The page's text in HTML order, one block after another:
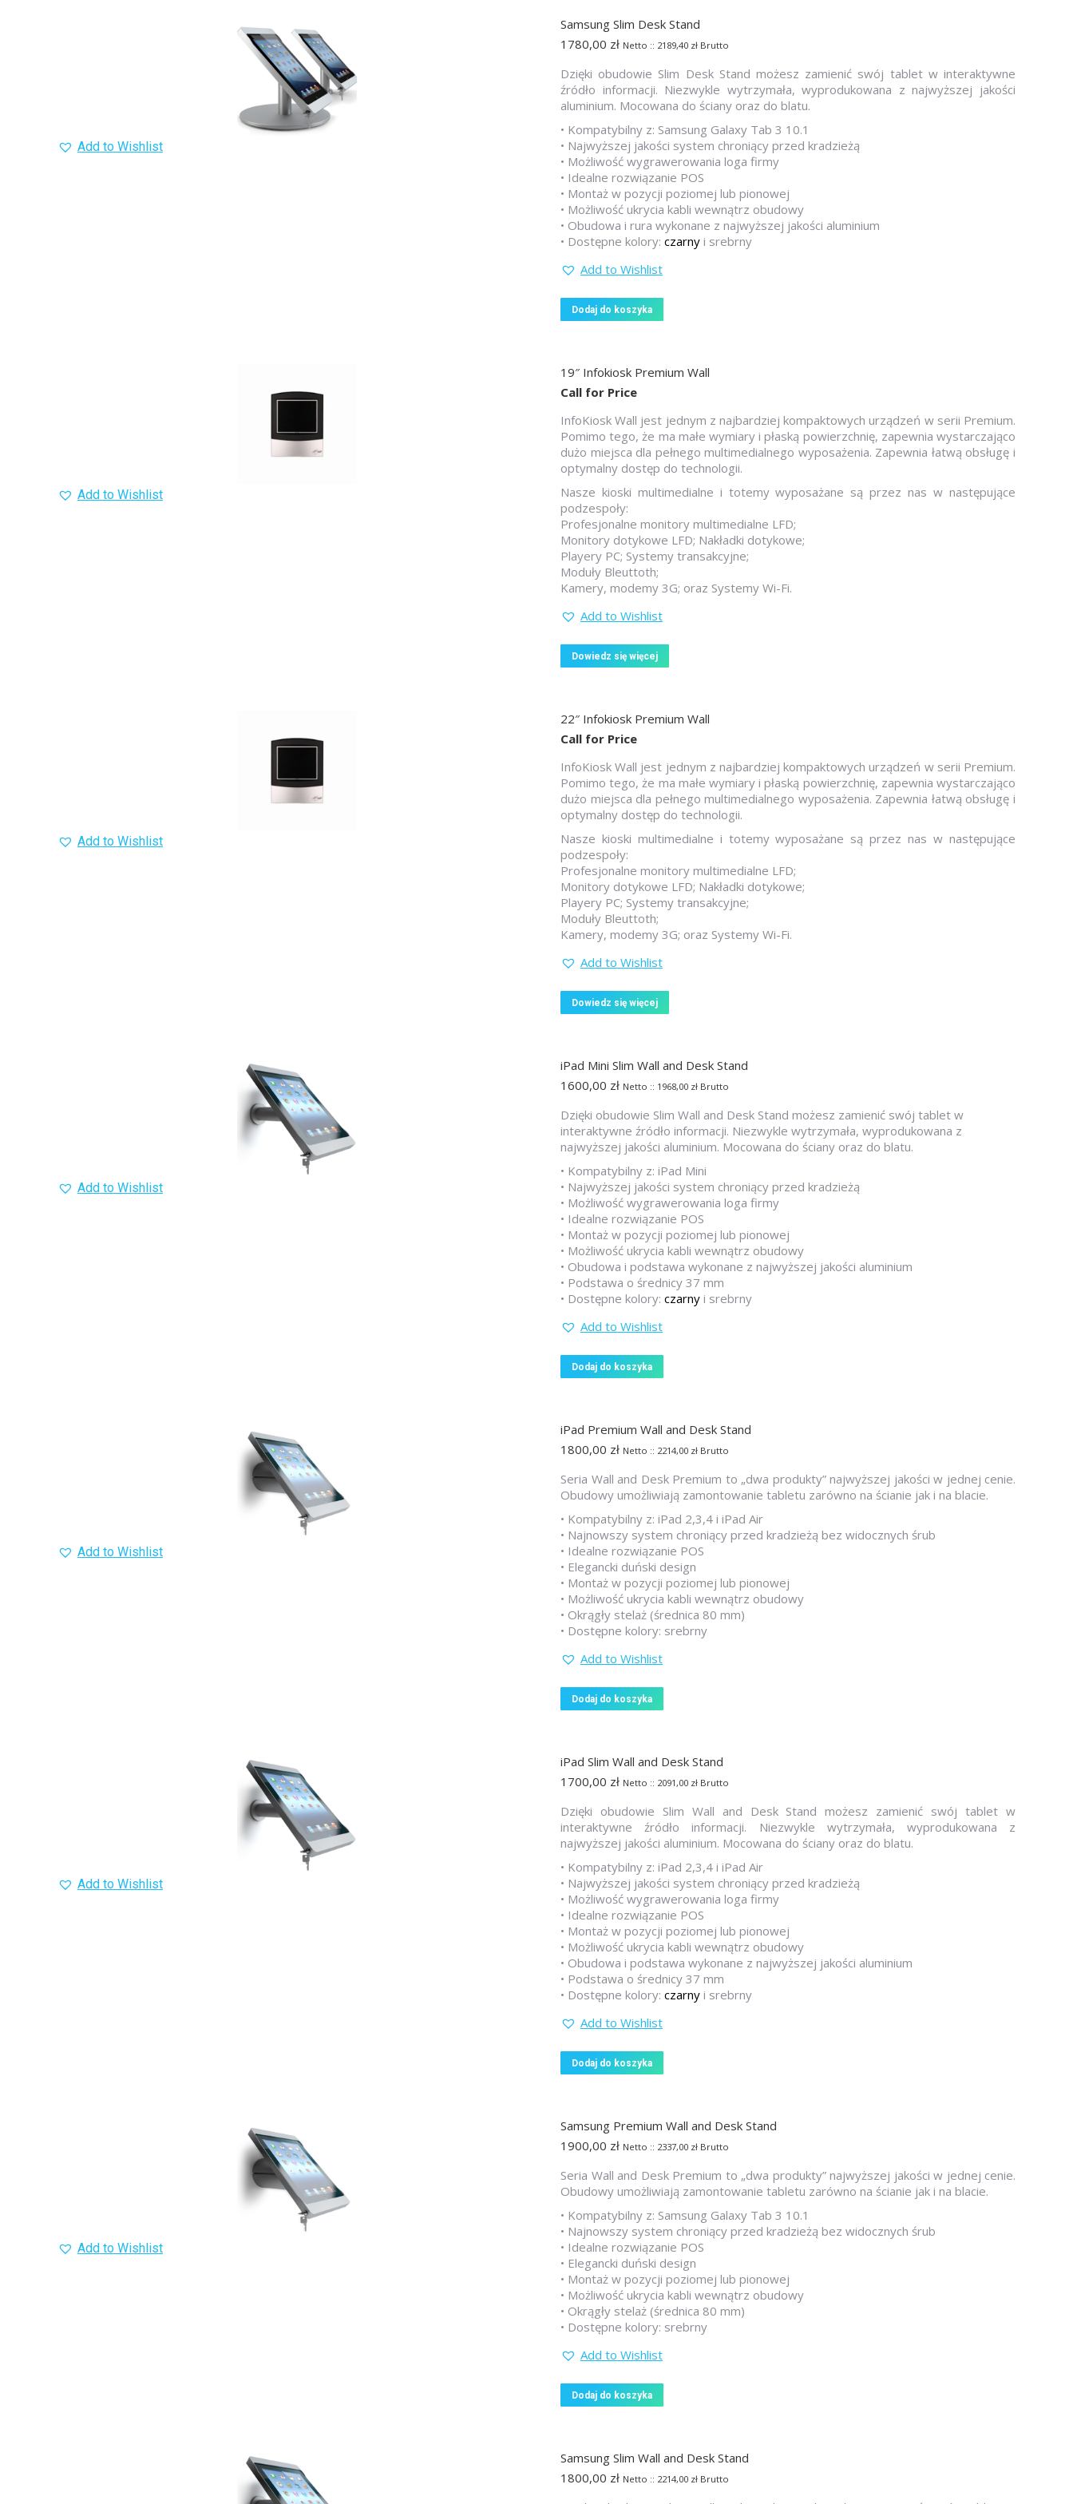
Add to Wishlist
Samsung Slim Desk Stand
1780,00 zł Netto :: 2189,40 zł Brutto
Dzięki obudowie Slim Desk Stand możesz zamienić swój tablet w interaktywne
źródło informacji. Niezwykle wytrzymała, wyprodukowana z najwyższej jakości
aluminium. Mocowana do ściany oraz do blatu.
• Kompatybilny z: Samsung Galaxy Tab 3 10.1
• Najwyższej jakości system chroniący przed kradzieżą
• Możliwość wygrawerowania loga firmy
• Idealne rozwiązanie POS
• Montaż w pozycji poziomej lub pionowej
• Możliwość ukrycia kabli wewnątrz obudowy
• Obudowa i rura wykonane z najwyższej jakości aluminium
• Dostępne kolory: czarny i srebrny
Add to Wishlist
Dodaj do koszyka
Add to Wishlist
19″ Infokiosk Premium Wall
Call for Price
InfoKiosk Wall jest jednym z najbardziej kompaktowych urządzeń w serii Premium.
Pomimo tego, że ma małe wymiary i płaską powierzchnię, zapewnia wystarczająco
dużo miejsca dla pełnego multimedialnego wyposażenia. Zapewnia łatwą obsługę i
optymalny dostęp do technologii.
Nasze kioski multimedialne i totemy wyposażane są przez nas w następujące
podzespoły:
Profesjonalne monitory multimedialne LFD;
Monitory dotykowe LFD; Nakładki dotykowe;
Playery PC; Systemy transakcyjne;
Moduły Bleuttoth;
Kamery, modemy 3G; oraz Systemy Wi-Fi.
Add to Wishlist
Dowiedz się więcej
Add to Wishlist
22″ Infokiosk Premium Wall
Call for Price
InfoKiosk Wall jest jednym z najbardziej kompaktowych urządzeń w serii Premium.
Pomimo tego, że ma małe wymiary i płaską powierzchnię, zapewnia wystarczająco
dużo miejsca dla pełnego multimedialnego wyposażenia. Zapewnia łatwą obsługę i
optymalny dostęp do technologii.
Nasze kioski multimedialne i totemy wyposażane są przez nas w następujące
podzespoły:
Profesjonalne monitory multimedialne LFD;
Monitory dotykowe LFD; Nakładki dotykowe;
Playery PC; Systemy transakcyjne;
Moduły Bleuttoth;
Kamery, modemy 3G; oraz Systemy Wi-Fi.
Add to Wishlist
Dowiedz się więcej
Add to Wishlist
iPad Mini Slim Wall and Desk Stand
1600,00 zł Netto :: 1968,00 zł Brutto
Dzięki obudowie Slim Wall and Desk Stand możesz zamienić swój tablet w
interaktywne źródło informacji. Niezwykle wytrzymała, wyprodukowana z
najwyższej jakości aluminium. Mocowana do ściany oraz do blatu.
• Kompatybilny z: iPad Mini
• Najwyższej jakości system chroniący przed kradzieżą
• Możliwość wygrawerowania loga firmy
• Idealne rozwiązanie POS
• Montaż w pozycji poziomej lub pionowej
• Możliwość ukrycia kabli wewnątrz obudowy
• Obudowa i podstawa wykonane z najwyższej jakości aluminium
• Podstawa o średnicy 37 mm
• Dostępne kolory: czarny i srebrny
Add to Wishlist
Dodaj do koszyka
Add to Wishlist
iPad Premium Wall and Desk Stand
1800,00 zł Netto :: 2214,00 zł Brutto
Seria Wall and Desk Premium to „dwa produkty” najwyższej jakości w jednej cenie.
Obudowy umożliwiają zamontowanie tabletu zarówno na ścianie jak i na blacie.
• Kompatybilny z: iPad 2,3,4 i iPad Air
• Najnowszy system chroniący przed kradzieżą bez widocznych śrub
• Idealne rozwiązanie POS
• Elegancki duński design
• Montaż w pozycji poziomej lub pionowej
• Możliwość ukrycia kabli wewnątrz obudowy
• Okrągły stelaż (średnica 80 mm)
• Dostępne kolory: srebrny
Add to Wishlist
Dodaj do koszyka
Add to Wishlist
iPad Slim Wall and Desk Stand
1700,00 zł Netto :: 2091,00 zł Brutto
Dzięki obudowie Slim Wall and Desk Stand możesz zamienić swój tablet w
interaktywne źródło informacji. Niezwykle wytrzymała, wyprodukowana z
najwyższej jakości aluminium. Mocowana do ściany oraz do blatu.
• Kompatybilny z: iPad 2,3,4 i iPad Air
• Najwyższej jakości system chroniący przed kradzieżą
• Możliwość wygrawerowania loga firmy
• Idealne rozwiązanie POS
• Montaż w pozycji poziomej lub pionowej
• Możliwość ukrycia kabli wewnątrz obudowy
• Obudowa i podstawa wykonane z najwyższej jakości aluminium
• Podstawa o średnicy 37 mm
• Dostępne kolory: czarny i srebrny
Add to Wishlist
Dodaj do koszyka
Add to Wishlist
Samsung Premium Wall and Desk Stand
1900,00 zł Netto :: 2337,00 zł Brutto
Seria Wall and Desk Premium to „dwa produkty” najwyższej jakości w jednej cenie.
Obudowy umożliwiają zamontowanie tabletu zarówno na ścianie jak i na blacie.
• Kompatybilny z: Samsung Galaxy Tab 3 10.1
• Najnowszy system chroniący przed kradzieżą bez widocznych śrub
• Idealne rozwiązanie POS
• Elegancki duński design
• Montaż w pozycji poziomej lub pionowej
• Możliwość ukrycia kabli wewnątrz obudowy
• Okrągły stelaż (średnica 80 mm)
• Dostępne kolory: srebrny
Add to Wishlist
Dodaj do koszyka
Samsung Slim Wall and Desk Stand
1800,00 zł Netto :: 2214,00 zł Brutto